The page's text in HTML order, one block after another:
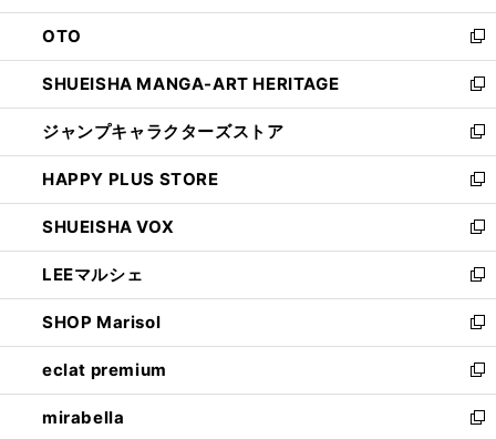
ウ
で
開
く
ン
ド
ウ
で
開
く
OTO
新
し
い
ウ
ィ
ン
ド
ウ
で
開
く
SHUEISHA MANGA-ART HERITAGE
新
し
い
ウ
ィ
ン
ド
ウ
で
開
く
ジャンプキャラクターズストア
新
し
い
ウ
ィ
ン
ド
ウ
で
開
く
HAPPY PLUS STORE
新
し
い
ウ
ィ
ン
ド
ウ
で
開
く
SHUEISHA VOX
新
し
い
ウ
ィ
ン
ド
ウ
で
LEEマルシェ
新
し
い
ウ
ィ
ン
ド
SHOP Marisol
新
し
い
ウ
ィ
eclat premium
新
し
い
mirabella
新